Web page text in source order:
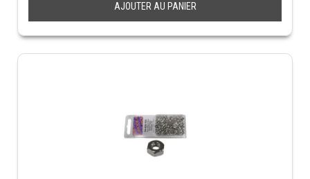
AJOUTER AU PANIER